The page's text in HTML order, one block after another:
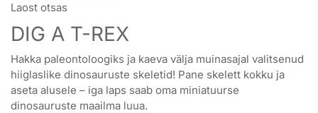
Laost otsas
DIG A T-REX
Hakka paleontoloogiks ja kaeva välja muinasajal valitsenud
hiiglaslike dinosauruste skeletid! Pane skelett kokku ja
aseta alusele – iga laps saab oma miniatuurse
dinosauruste maailma luua.